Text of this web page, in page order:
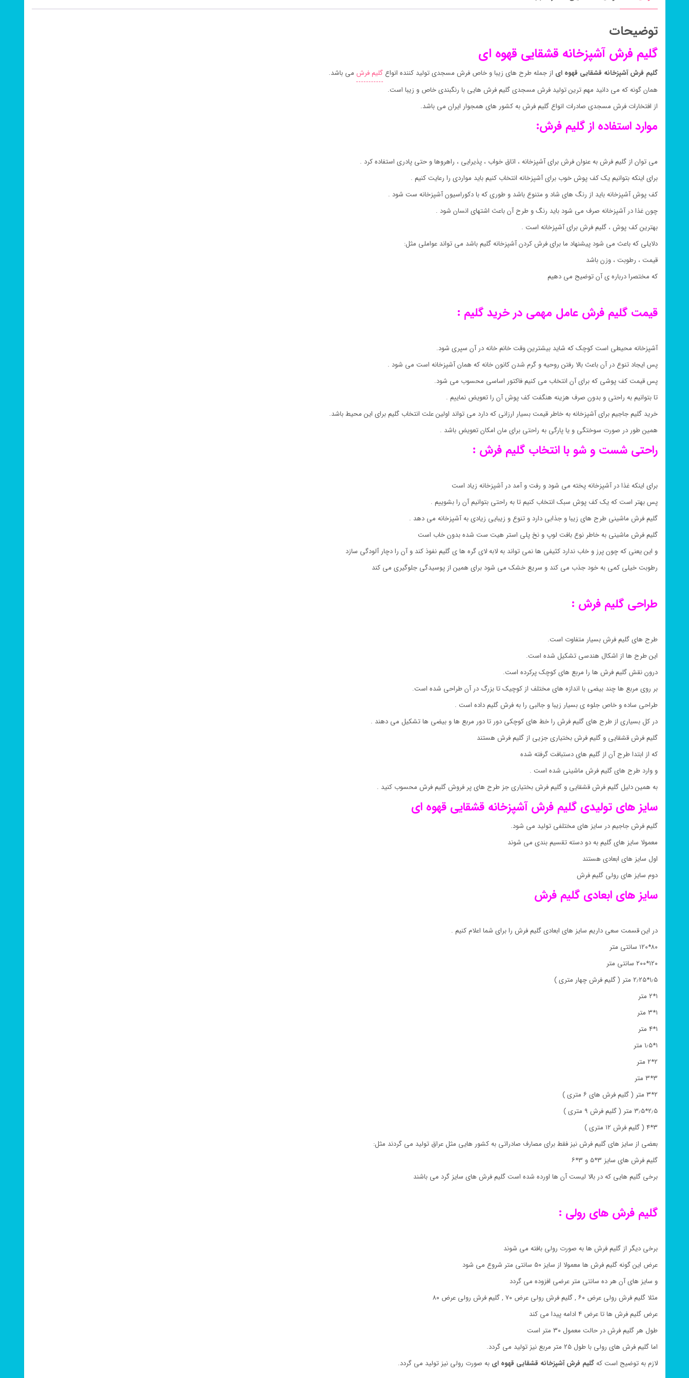
توضیحات
گلیم فرش آشپزخانه قشقایی قهوه ای
گلیم فرش آشپزخانه قشقایی قهوه ای از جمله طرح های زیبا و خاص فرش مسجدی تولید کننده انواعگلیم فرش می باشد.
همان گونه که می دانید مهم ترین تولید فرش مسجدی گلیم فرش هایی با رنگبندی خاص و زیبا است.
از افتخارات فرش مسجدی صادرات انواع گلیم فرش به کشور های همجوار ایران می باشد.
موارد استفاده از گلیم فرش:
می توان از گلیم فرش به عنوان فرش برای آشپزخانه ، اتاق خواب ، پذیرایی ، راهروها و حتی پادری استفاده کرد .
برای اینکه بتوانیم یک کف پوش خوب برای آشپزخانه انتخاب کنیم باید مواردی را رعایت کنیم .
کف پوش آشپزخانه باید از رنگ های شاد و متنوع باشد و طوری که با دکوراسیون آشپزخانه ست شود .
چون غذا در آشپزخانه صرف می شود باید رنگ و طرح آن باعث اشتهای انسان شود .
بهترین کف پوش ، گلیم فرش برای آشپزخانه است .
دلایلی که باعث می شود پیشنهاد ما برای فرش کردن آشپزخانه گلیم باشد می تواند عواملی مثل:
قیمت ، رطوبت ، وزن باشد
که مختصرا درباره ی آن توضیح می دهیم
قیمت گلیم فرش عامل مهمی در خرید گلیم :
آشپزخانه محیطی است کوچک که شاید بیشترین وقت خانم خانه در آن سپری شود.
پس ایجاد تنوع در آن باعث بالا رفتن روحیه و گرم شدن کانون خانه که همان آشپزخانه است می شود .
پس قیمت کف پوشی که برای آن انتخاب می کنیم فاکتور اساسی محسوب می شود.
تا بتوانیم به راحتی و بدون صرف هزینه هنگفت کف پوش آن را تعویض نماییم .
خرید گلیم جاجیم برای آشپزخانه به خاطر قیمت بسیار ارزانی که دارد می تواند اولین علت انتخاب گلیم برای این محیط باشد.
همین طور در صورت سوختگی و یا پارگی به راحتی برای مان امکان تعویض باشد .
راحتی شست و شو با انتخاب گلیم فرش :
برای اینکه غذا در آشپزخانه پخته می شود و رفت و آمد در آشپزخانه زیاد است
پس بهتر است که یک کف پوش سبک انتخاب کنیم تا به راحتی بتوانیم آن را بشوییم .
گلیم فرش ماشینی طرح های زیبا و جذابی دارد و تنوع و زیبایی زیادی به آشپزخانه می دهد .
گلیم فرش ماشینی به خاطر نوع بافت لوپ و نخ پلی استر هیت ست شده بدون خاب است
و این یعنی که چون پرز و خاب ندارد کثیفی ها نمی تواند به لابه لای گره ها ی گلیم نفوذ کند و آن را دچار آلودگی سازد
رطوبت خیلی کمی به خود جذب می کند و سریع خشک می شود برای همین از پوسیدگی جلوگیری می کند
طراحی گلیم فرش :
طرح های گلیم فرش بسیار متفاوت است.
این طرح ها از اشکال هندسی تشکیل شده است.
درون نقش گلیم فرش ها را مربع های کوچک پرکرده است.
بر روی مربع ها چند بیضی با اندازه های مختلف از کوچیک تا بزرگ در آن طراحی شده است.
طراحی ساده و خاص جلوه ی بسیار زیبا و جالبی را به فرش گلیم داده است .
در کل بسیاری از طرح های گلیم فرش را خط های کوچکی دور تا دور مربع ها و بیضی ها تشکیل می دهند .
گلیم فرش قشقایی و گلیم فرش بختیاری جزیی از گلیم فرش هستند
که از ابتدا طرح آن از گلیم های دستبافت گرفته شده
و وارد طرح های گلیم فرش ماشینی شده است .
به همین دلیل گلیم فرش قشقایی و گلیم فرش بختیاری جز طرح های پر فروش گلیم فرش محسوب کنید .
سایز های تولیدی گلیم فرشآشپزخانهقشقایی قهوه ای
گلیم فرش جاجیم در سایز های مختلفی تولید می شود.
معمولا سایز های گلیم به دو دسته تقسیم بندی می شوند
اول سایز های ابعادی هستند
دوم سایز های رولی گلیم فرش
سایز های ابعادی گلیم فرش
در این قسمت سعی داریم سایز های ابعادی گلیم فرش را برای شما اعلام کنیم .
۸۰*۱۲۰ سانتی متر
۱۲۰*۲۰۰ سانتی متر
۱٫۵*۲٫۲۵ متر ( گلیم فرش چهار متری )
۱*۲ متر
۱*۳ متر
۱*۴ متر
۱*۱٫۵ متر
۲*۲ متر
۳*۳ متر
۲*۳ متر ( گلیم فرش های ۶ متری )
۲٫۵*۳٫۵ متر ( گلیم فرش ۹ متری )
۳*۴ ( گلیم فرش ۱۲ متری )
بعضی از سایز های گلیم فرش نیز فقط برای مصارف صادراتی به کشور هایی مثل عراق تولید می گردند مثل:
گلیم فرش های سایز ۳*۵ و ۳*۶
برخی گلیم هایی که در بالا لیست آن ها اورده شده است گلیم فرش های سایز گرد می باشند
گلیم فرش های رولی :
برخی دیگر از گلیم فرش ها به صورت رولی بافته می شوند
عرض این گونه گلیم فرش ها معمولا از سایز ۵۰ سانتی متر شروع می شود
و سایز های آن هر ده سانتی متر عرضی افزوده می گردد
مثلا گلیم فرش رولی عرض ۶۰ , گلیم فرش رولی عرض ۷۰ , گلیم فرش رولی عرض ۸۰
عرض گلیم فرش ها تا عرض ۴ ادامه پیدا می کند
طول هر گلیم فرش در حالت معمول ۳۰ متر است
اما گلیم فرش های رولی با طول ۲۵ متر مربع نیز تولید می گردد.
لازم به توضیح است کهگلیم فرشآشپزخانه قشقایی قهوه ای به صورت رولی نیز تولید می گردد.